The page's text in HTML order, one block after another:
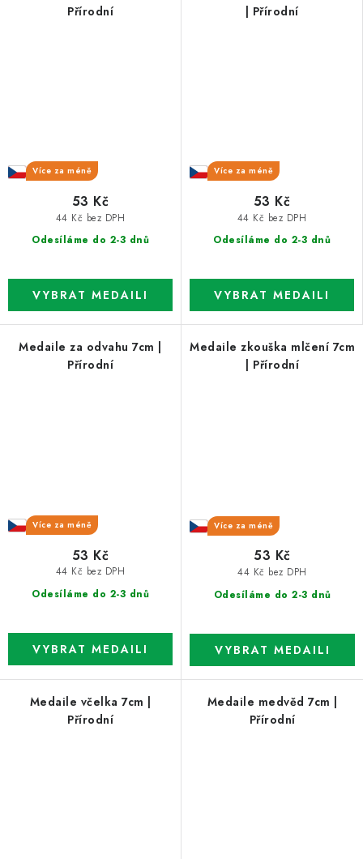
Přírodní
Více za méně
Odesíláme do 2-3 dnů
44 Kč bez DPH
53 Kč
| Přírodní
Více za méně
Odesíláme do 2-3 dnů
44 Kč bez DPH
53 Kč
Medaile za odvahu 7cm |
Přírodní
Více za méně
Odesíláme do 2-3 dnů
44 Kč bez DPH
53 Kč
Medaile zkouška mlčení 7cm
| Přírodní
Více za méně
Odesíláme do 2-3 dnů
44 Kč bez DPH
53 Kč
Medaile včelka 7cm |
Přírodní
Medaile medvěd 7cm |
Přírodní